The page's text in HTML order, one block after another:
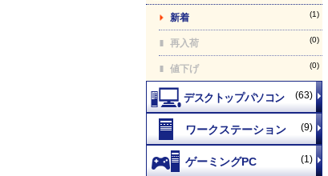
新着 (1)
再入荷 (0)
値下げ (0)
(63)
(9)
(1)